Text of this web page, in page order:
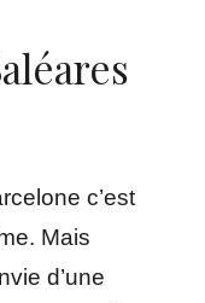
c’est
Mais
d’une